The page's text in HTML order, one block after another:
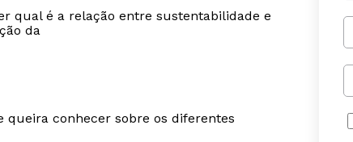
qual é a relação entre sustentabilidade e
da
queira conhecer sobre os diferentes